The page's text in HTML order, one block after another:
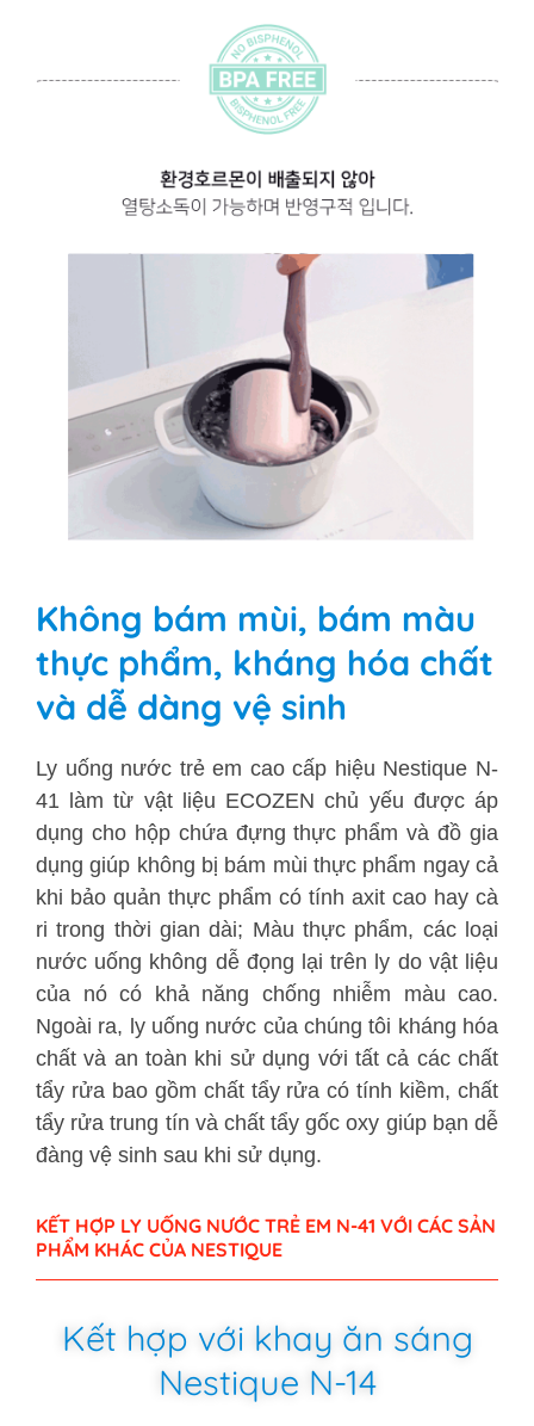
Không bám mùi, bám màu
thực phẩm, kháng hóa chất
và dễ dàng vệ sinh
Ly uống nước trẻ em cao cấp hiệu Nestique N-
41 làm từ vật liệu ECOZEN chủ yếu được áp
dụng cho hộp chứa đựng thực phẩm và đồ gia
dụng giúp không bị bám mùi thực phẩm ngay cả
khi bảo quản thực phẩm có tính axit cao hay cà
ri trong thời gian dài; Màu thực phẩm, các loại
nước uống không dễ đọng lại trên ly do vật liệu
của nó có khả năng chống nhiễm màu cao.
Ngoài ra, ly uống nước của chúng tôi kháng hóa
chất và an toàn khi sử dụng với tất cả các chất
tẩy rửa bao gồm chất tẩy rửa có tính kiềm, chất
tẩy rửa trung tín và chất tẩy gốc oxy giúp bạn dễ
đàng vệ sinh sau khi sử dụng.
KẾT HỢP LY UỐNG NƯỚC TRẺ EM N-41 VỚI CÁC SẢN
PHẨM KHÁC CỦA NESTIQUE
Kết hợp với khay ăn sáng
Nestique N-14